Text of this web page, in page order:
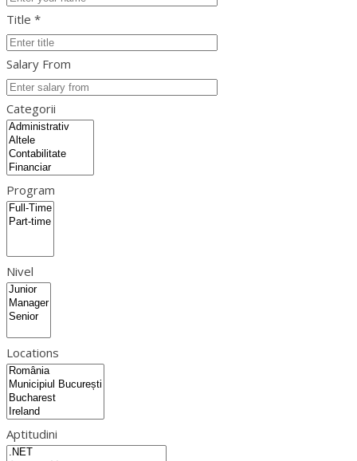
Title *
Salary From
Categorii
Program
Nivel
Locations
Aptitudini